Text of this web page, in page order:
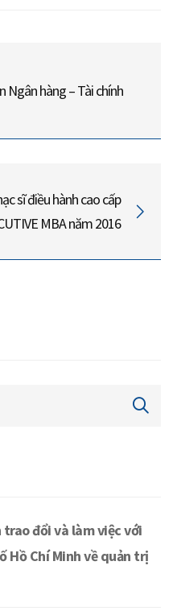
Ngân hàng – Tài chính
sĩ điều hành cao cấp
MBA năm 2016
đổi và làm việc với
Hồ Chí Minh về quản trị